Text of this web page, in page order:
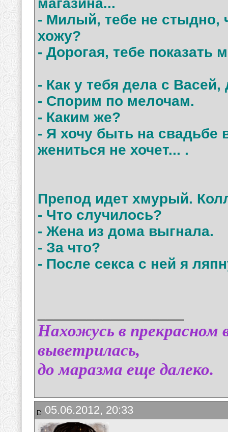
магазина...
- Милый, тебе не стыдно,
хожу?
- Дорогая, тебе показать
- Как у тебя дела с Васей,
- Спорим по мелочам.
- Каким же?
- Я хочу быть на свадьбе
жениться не хочет... .
Препод идет хмурый.
- Что случилось?
- Женa из домa выгнaлa.
- Зa что?
- После сексa с ней я
Нахожусь в прекрасном
выветрилась,
до маразма еще далеко.
05.06.2012, 20:33